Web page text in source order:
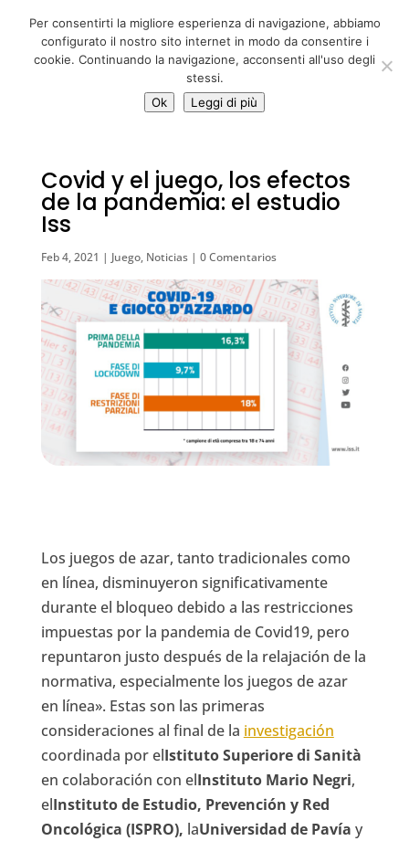
06 39725888
info@adventum.org
Covid y el juego, los efectos
de la pandemia: el estudio
Iss
Feb 4, 2021 | Juego, Noticias| 0 Comentarios
Los juegos de azar, tanto tradicionales como
en línea, disminuyeron significativamente
durante el bloqueo debido a las restricciones
impuestas por la pandemia de Covid19, pero
repuntaron justo después de la relajación de la
normativa, especialmente los juegos de azar
en línea». Estas son las primeras
consideraciones al final de la investigación
coordinada por elIstituto Superiore di Sanità
en colaboración con elInstituto Mario Negri,
elInstituto de Estudio, Prevención y Red
Oncológica (ISPRO), laUniversidad de Pavía y
Per consentirti la migliore esperienza di navigazione, abbiamo
configurato il nostro sito internet in modo da consentire i
cookie. Continuando la navigazione, acconsenti all'uso degli
stessi.
Ok
Leggi di più